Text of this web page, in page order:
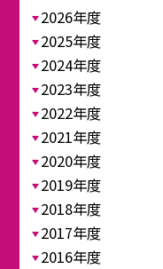
2026年度
2025年度
2024年度
2023年度
2022年度
2021年度
2020年度
2019年度
2018年度
2017年度
2016年度